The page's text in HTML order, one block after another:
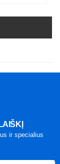
ir specialius